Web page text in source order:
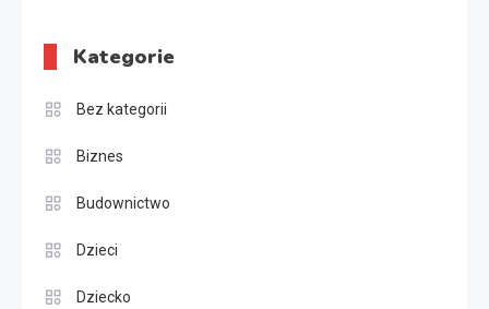
Kategorie
Bez kategorii
Biznes
Budownictwo
Dzieci
Dziecko